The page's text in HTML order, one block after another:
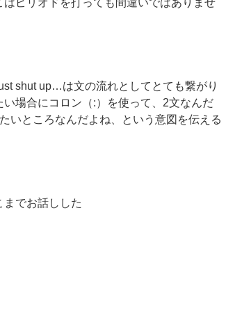
ピリオドを打っても間違いではありませ
shut up…は文の流れとしてとても繋がり
場合にコロン（:）を使って、2文なんだ
いところなんだよね、という意図を伝える
までお話しした